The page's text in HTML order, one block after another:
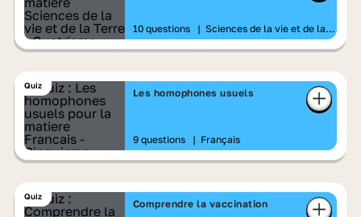
10 questions | Sciences de la vie et de la
Terre
Quiz
Les homophones usuels
9 questions | Français
Quiz
Comprendre la vaccination